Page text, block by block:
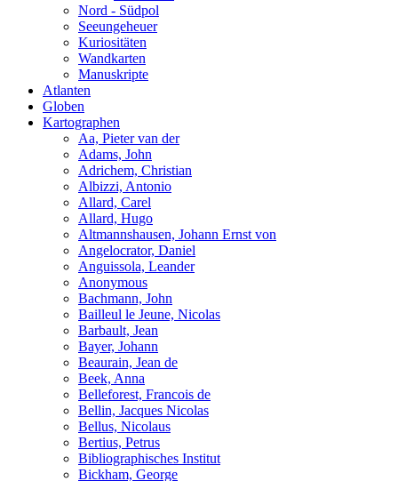
Nord - Südpol
Seeungeheuer
Kuriositäten
Wandkarten
Manuskripte
Atlanten
Globen
Kartographen
Aa, Pieter van der
Adams, John
Adrichem, Christian
Albizzi, Antonio
Allard, Carel
Allard, Hugo
Altmannshausen, Johann Ernst von
Angelocrator, Daniel
Anguissola, Leander
Anonymous
Bachmann, John
Bailleul le Jeune, Nicolas
Barbault, Jean
Bayer, Johann
Beaurain, Jean de
Beek, Anna
Belleforest, Francois de
Bellin, Jacques Nicolas
Bellus, Nicolaus
Bertius, Petrus
Bibliographisches Institut
Bickham, George